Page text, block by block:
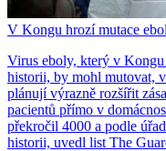
V Kongu hrozí mutace
Virus eboly, který v
historii, by mohl mutovat,
plánují výrazně rozšířit
pacientů přímo v
překročil 4000 a podle
historii, uvedl list The